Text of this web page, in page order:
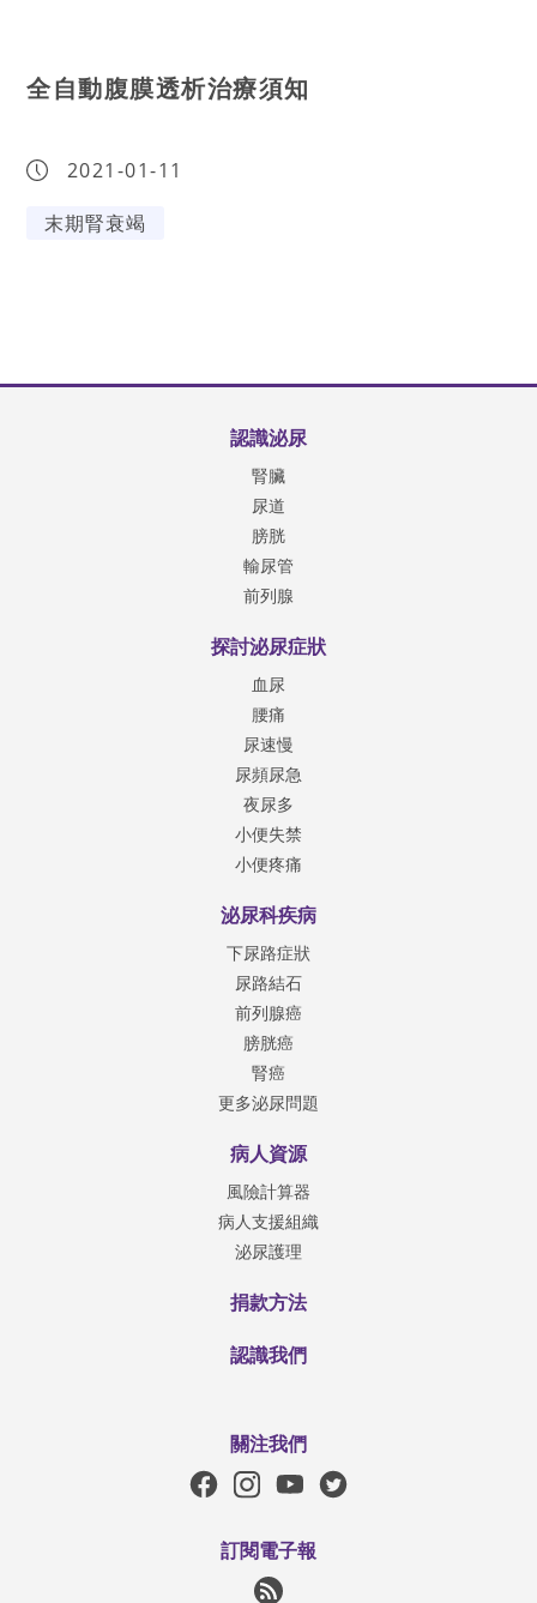
全自動腹膜透析治療須知
2021-01-11
末期腎衰竭
認識泌尿
腎臟
尿道
膀胱
輸尿管
前列腺
探討泌尿症狀
血尿
腰痛
尿速慢
尿頻尿急
夜尿多
小便失禁
小便疼痛
泌尿科疾病
下尿路症狀
尿路結石
前列腺癌
膀胱癌
腎癌
更多泌尿問題
病人資源
風險計算器
病人支援組織
泌尿護理
捐款方法
認識我們
關注我們
訂閱電子報